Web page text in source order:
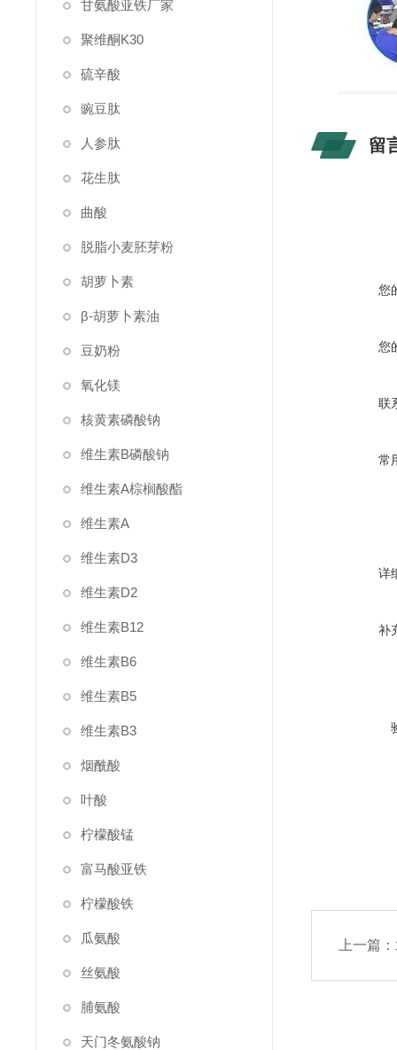
甘氨酸亚铁厂家
聚维酮K30
硫辛酸
豌豆肽
人参肽
花生肽
曲酸
脱脂小麦胚芽粉
胡萝卜素
β-胡萝卜素油
豆奶粉
氧化镁
核黄素磷酸钠
维生素B磷酸钠
维生素A棕榈酸酯
维生素A
维生素D3
维生素D2
维生素B12
维生素B6
维生素B5
维生素B3
烟酰酸
叶酸
柠檬酸锰
富马酸亚铁
柠檬酸铁
瓜氨酸
丝氨酸
脯氨酸
天门冬氨酸钠
留
您
您
联
常
详
补
上一篇：